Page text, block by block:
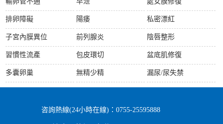
輸卵管不通
排卵障礙
子宮內膜異位
習慣性流產
多囊卵巢
早泄
陽痿
前列腺炎
包皮環切
無精少精
處女膜修復
私密漂紅
陰唇整形
盆底肌修復
漏尿/尿失禁
咨詢熱線(24小時在線)：0755-25595888